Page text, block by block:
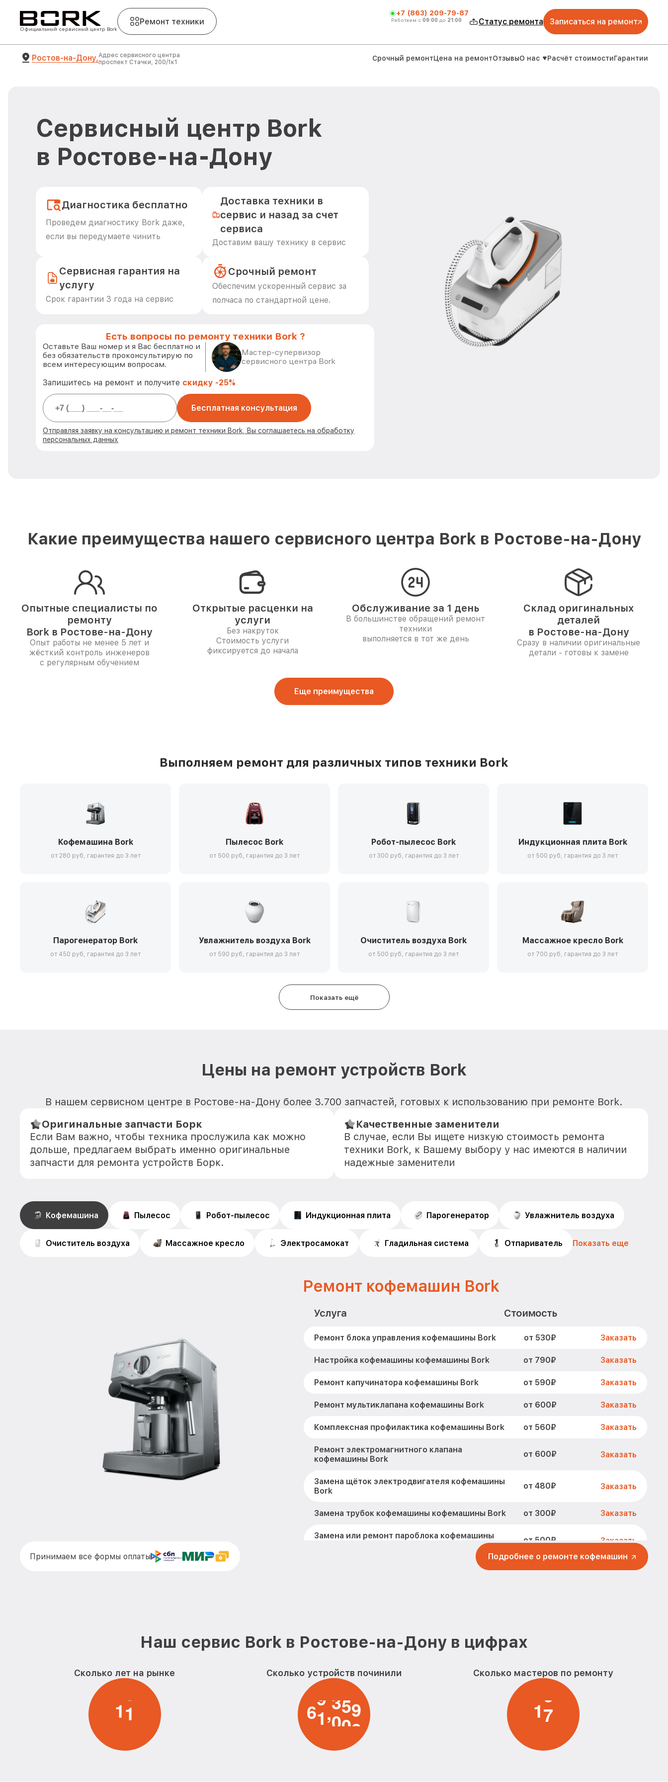
Официальный сервисный центр Bork
Ремонт техники
+7 (863) 209-79-87
Работаем с 09:00 до 21:00 Статус ремонта Записаться на ремонт
Ростов-на-Дону,Адрес сервисного центра
проспект Стачки, 200/1к1
Срочный ремонтЦена на ремонтОтзывыО нас Расчёт стоимостиГарантии
Сервисный центр Bork
в Ростове-на-Дону
Диагностика бесплатно
Проведем диагностику Bork даже,
если вы передумаете чинить
Доставка техники в
сервис и назад за счет
сервиса
Доставим вашу технику в сервис
Сервисная гарантия на
услугу
Срок гарантии 3 года на сервис
Срочный ремонт
Обеспечим ускоренный сервис за
полчаса по стандартной цене.
Есть вопросы по ремонту техники Bork ?
Оставьте Ваш номер и я Вас бесплатно и
без обязательств проконсультирую по
всем интересующим вопросам.
Мастер-супервизор
сервисного центра Bork
Запишитесь на ремонт и получите скидку -25%
Бесплатная консультация
Отправляя заявку на консультацию и ремонт техники Bork, Вы соглашаетесь на обработку
персональных данных
Какие преимущества нашего сервисного центра Bork в Ростове-на-Дону
Опытные специалисты по
ремонту
Bork в Ростове-на-Дону
Опыт работы не менее 5 лет и
жёсткий контроль инженеров
с регулярным обучением
Открытые расценки на
услуги
Без накруток
Стоимость услуги
фиксируется до начала
Обслуживание за 1 день
В большинстве обращений ремонт
техники
выполняется в тот же день
Склад оригинальных
деталей
в Ростове-на-Дону
Сразу в наличии оригинальные
детали - готовы к замене
Еще преимущества
Выполняем ремонт для различных типов техники Bork
Кофемашина Bork
от 280 руб, гарантия до 3 лет
Пылесос Bork
от 500 руб, гарантия до 3 лет
Робот-пылесос Bork
от 300 руб, гарантия до 3 лет
Индукционная плита Bork
от 500 руб, гарантия до 3 лет
Парогенератор Bork
от 450 руб, гарантия до 3 лет
Увлажнитель воздуха Bork
от 590 руб, гарантия до 3 лет
Очиститель воздуха Bork
от 500 руб, гарантия до 3 лет
Массажное кресло Bork
от 700 руб, гарантия до 3 лет
Показать ещё
Цены на ремонт устройств Bork
В нашем сервисном центре в Ростове-на-Дону более 3.700 запчастей, готовых к использованию при ремонте Bork.
Оригинальные запчасти Борк
Если Вам важно, чтобы техника прослужила как можно
дольше, предлагаем выбрать именно оригинальные
запчасти для ремонта устройств Борк.
Качественные заменители
В случае, если Вы ищете низкую стоимость ремонта
техники Bork, к Вашему выбору у нас имеются в наличии
надежные заменители
Кофемашина Пылесос Робот-пылесос Индукционная плита Парогенератор Увлажнитель воздуха
Очиститель воздуха Массажное кресло Электросамокат Гладильная система Отпариватель Показать еще
Ремонт кофемашин Bork
Услуга Стоимость
Ремонт блока управления кофемашины Bork от 530₽ Заказать
Настройка кофемашины кофемашины Bork от 790₽ Заказать
Ремонт капучинатора кофемашины Bork от 590₽ Заказать
Ремонт мультиклапана кофемашины Bork от 600₽ Заказать
Комплексная профилактика кофемашины Bork от 560₽ Заказать
Ремонт электромагнитного клапана
кофемашины Bork
от 600₽ Заказать
Замена щёток электродвигателя кофемашины
Bork
от 480₽ Заказать
Замена трубок кофемашины кофемашины Bork от 300₽ Заказать
Замена или ремонт пароблока кофемашины
от 500₽ Заказать
Прошивка кофемашины кофемашины Bork Заказать
Ремонт насоса кофемашины кофемашины Bork
Ремонт микровыключателя кофемашины
кофемашины Bork
от 580₽ Заказать
Ремонт заварного блока кофемашины Bork от 590₽
Чистка клапана кофемашины Bork
Чистка с разбором кофемашины кофемашины
Принимаем все формы оплаты Подробнее о ремонте кофемашин
Наш сервис Bork в Ростове-на-Дону в цифрах
Сколько лет на рынке
11
Сколько устройств починили
61,000
Сколько мастеров по ремонту
17